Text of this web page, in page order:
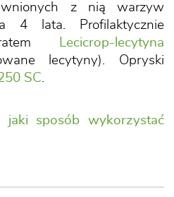
z nią warzyw
4 lata. Profilaktycznie
Lecicrop-lecytyna
lecytyny). Opryski
SC.
jaki sposób wykorzystać